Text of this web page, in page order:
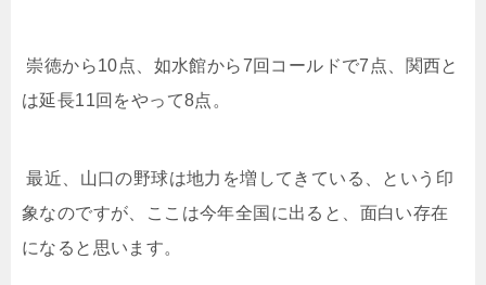
崇徳から10点、如水館から7回コールドで7 点、関西と
は延長11回をやって8点。
最近、山口の野球は地力を増してきている、という印
象なのですが、ここは今年全国に出ると、面白い存在
になると思います。